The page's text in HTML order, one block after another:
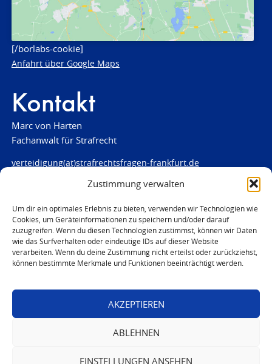
Zustimmung verwalten
Um dir ein optimales Erlebnis zu bieten, verwenden wir Technologien wie
Cookies, um Geräteinformationen zu speichern und/oder darauf
zuzugreifen. Wenn du diesen Technologien zustimmst, können wir Daten
wie das Surfverhalten oder eindeutige IDs auf dieser Website
verarbeiten. Wenn du deine Zustimmung nicht erteilst oder zurückziehst,
können bestimmte Merkmale und Funktionen beeinträchtigt werden.
AKZEPTIEREN
ABLEHNEN
EINSTELLUNGEN ANSEHEN
[/borlabs-cookie]
Anfahrt über Google Maps
Kontakt
Marc von Harten
Fachanwalt für Strafrecht
verteidigung(at)strafrechtsfragen-frankfurt.de
www.strafrechtsfragen-frankfurt.de
Louisenstraße 84
61348 Bad Homburg
Telefon:06172 - 66 28 00
Telefax: 06172 - 66 28 01
0171 - 691 67 67